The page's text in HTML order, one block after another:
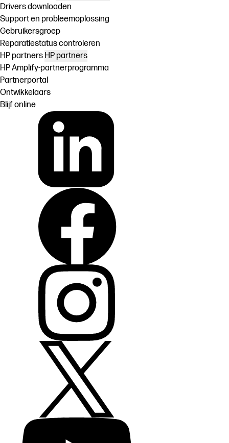
Drivers downloaden
Support en probleemoplossing
Gebruikersgroep
Reparatiestatus controleren
HP partners HP partners
HP Amplify-partnerprogramma
Partnerportal
Ontwikkelaars
Blijf online